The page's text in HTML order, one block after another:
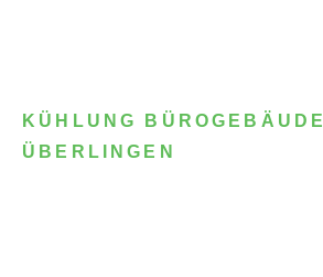
KÜHLUNG BÜROGEBÄUDE
ÜBERLINGEN